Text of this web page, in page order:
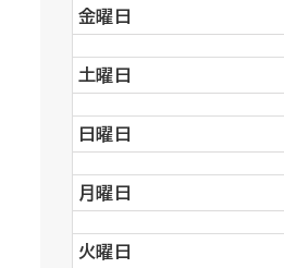
金曜日
土曜日
日曜日
月曜日
火曜日